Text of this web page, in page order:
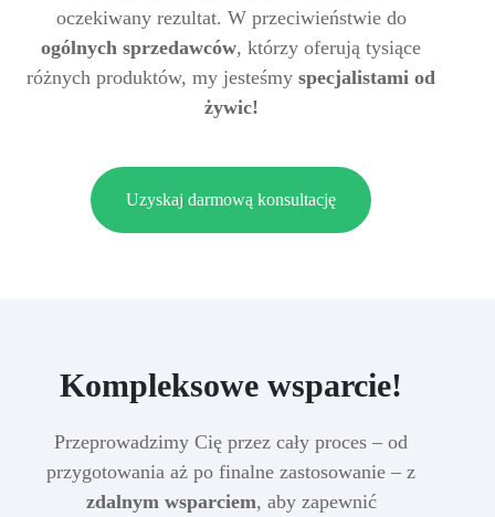
oczekiwany rezultat. W przeciwieństwie do
ogólnych sprzedawców, którzy oferują tysiące
różnych produktów, my jesteśmy specjalistami od
żywic!
Uzyskaj darmową konsultację
Kompleksowe wsparcie!
Przeprowadzimy Cię przez cały proces – od
przygotowania aż po finalne zastosowanie – z
zdalnym wsparciem, aby zapewnić